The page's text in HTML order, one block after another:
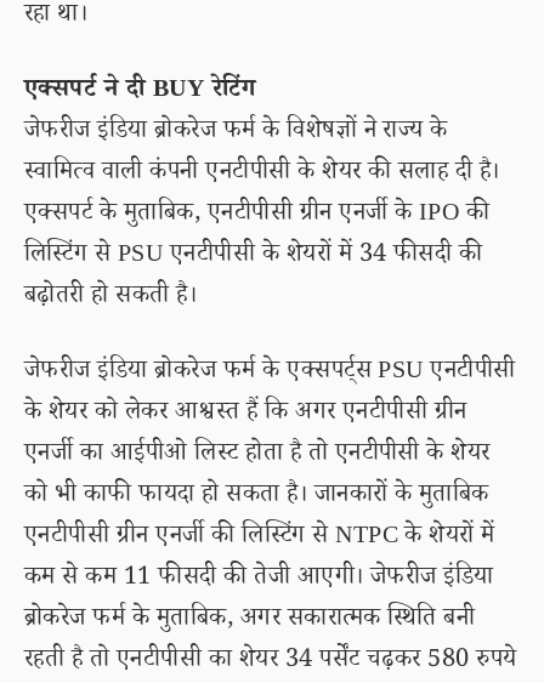
रहा था।
एक्सपर्ट ने दी BUY रेटिंग
जेफरीज इंडिया ब्रोकरेज फर्म के विशेषज्ञों ने राज्य के
स्वामित्व वाली कंपनी एनटीपीसी के शेयर की सलाह दी है।
एक्सपर्ट के मुताबिक, एनटीपीसी ग्रीन एनर्जी के IPO की
लिस्टिंग से PSU एनटीपीसी के शेयरों में 34 फीसदी की
बढ़ोतरी हो सकती है।
जेफरीज इंडिया ब्रोकरेज फर्म के एक्सपर्ट्स PSU एनटीपीसी
के शेयर को लेकर आश्वस्त हैं कि अगर एनटीपीसी ग्रीन
एनर्जी का आईपीओ लिस्ट होता है तो एनटीपीसी के शेयर
को भी काफी फायदा हो सकता है। जानकारों के मुताबिक
एनटीपीसी ग्रीन एनर्जी की लिस्टिंग से NTPC के शेयरों में
कम से कम 11 फीसदी की तेजी आएगी। जेफरीज इंडिया
ब्रोकरेज फर्म के मुताबिक, अगर सकारात्मक स्थिति बनी
रहती है तो एनटीपीसी का शेयर 34 पर्सेंट चढ़कर 580 रुपये